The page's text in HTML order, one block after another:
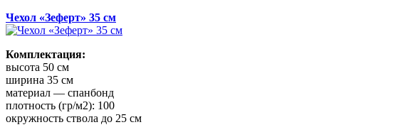
Чехол «Зеферт» 35 см
Комплектация:
высота 50 см
ширина 35 см
материал — спанбонд
плотность (гр/м2): 100
окружность ствола до 25 см